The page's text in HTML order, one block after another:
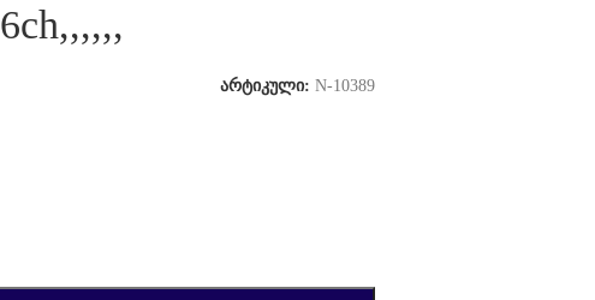
არტიკული:N-10389